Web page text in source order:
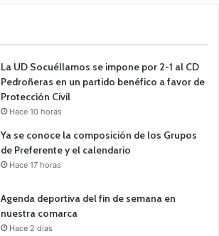
La UD Socuéllamos se impone por 2-1 al CD
Pedroñeras en un partido benéfico a favor de
Protección Civil
Hace 10 horas
Ya se conoce la composición de los Grupos
de Preferente y el calendario
Hace 17 horas
Agenda deportiva del fin de semana en
nuestra comarca
Hace 2 días